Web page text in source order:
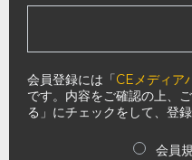
会員登録には「CEメディア
です。内容をご確認の上、
る」にチェックをして、登
会員